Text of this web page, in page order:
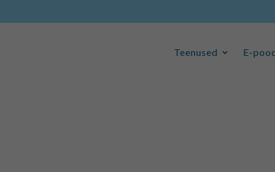
Teenused E-
Teenused E-